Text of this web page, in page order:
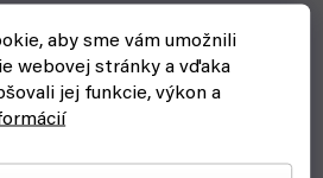
aby sme vám umožnili
webovej stránky a vďaka
jej funkcie, výkon a